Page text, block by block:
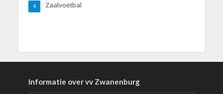
Zaalvoetbal
4
Informatie over vv Zwanenburg